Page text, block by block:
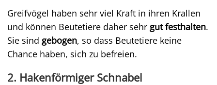
Greifvögel haben sehr viel Kraft in ihren Krallen
und können Beutetiere daher sehr gut festhalten.
Sie sind gebogen, so dass Beutetiere keine
Chance haben, sich zu befreien.
2. Hakenförmiger Schnabel